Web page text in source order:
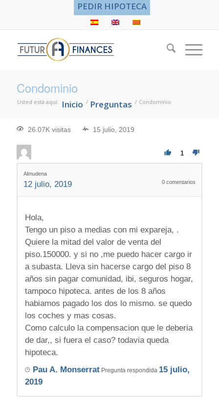
PEDIR HIPOTECA
Condominio
Usted está aquí: Inicio / Preguntas / Condominio
26.07K visitas 15 julio, 2019
1
Almudena
12 julio, 2019 0 comentarios
Hola,
Tengo un piso a medias con mi expareja, .
Quiere la mitad del valor de venta del
piso.150000. y si no ,me puedo hacer cargo ir
a subasta. Lleva sin hacerse cargo del piso 8
años sin pagar comunidad, ibi, seguros hogar,
tampoco hipoteca. antes de los 8 años
habiamos pagado los dos lo mismo. se quedo
los coches y mas cosas.
Como calculo la compensacion que le deberia
de dar,, si fuera el caso? todavia queda
hipoteca.
Pau A. MonserratPregunta respondida 15 julio,
2019